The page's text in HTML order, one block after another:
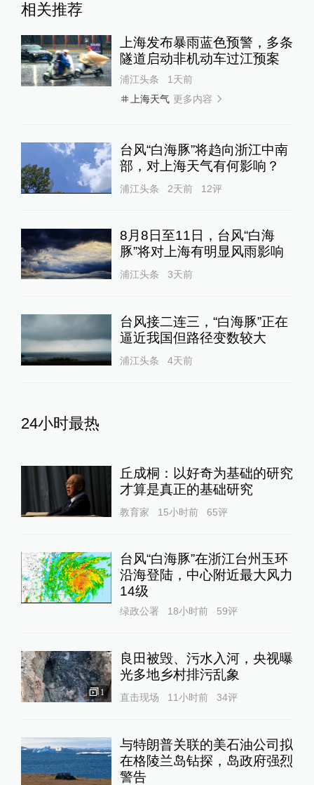
相关推荐
上海发布暴雨蓝色预警，多条
隧道启动非机动车过江预案
浦江头条
1天前
上海天气 更多内容
台风“白海豚”将趋向浙江中南
部，对上海天气有何影响？
浦江头条 2天前 12评
8月8日至11日，台风“白海
豚”将对上海有明显风雨影响
浦江头条 3天前
台风接二连三，“白海豚”正在
逼近我国但路径变数较大
浦江头条 4天前
24小时最热
丘成桐：以好奇为基础的研究
才算是真正的基础研究
教育家 15小时前 65评
台风“白海豚”在浙江台州玉环
沿海登陆，中心附近最大风力
14级
绿政公署 18小时前 59评
1
良田被毁、污水入河，央视曝
光多地乡村排污乱象
直击现场 11小时前 34评
与特朗普关联的美石油公司拟
在格陵兰岛钻探，岛政府强烈
警告